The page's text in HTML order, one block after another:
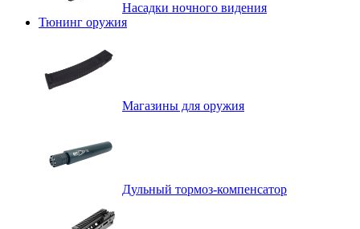
Насадки ночного видения
Тюнинг оружия
Магазины для оружия
Дульный тормоз-компенсатор